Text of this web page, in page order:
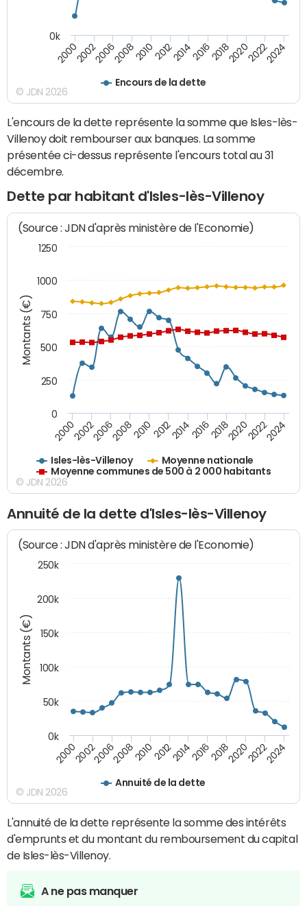
Encours de la dette
200020022006200820102012201420162018202020222024
0k
© JDN 2026
L'encours de la dette représente la somme que Isles-lès-
Villenoy doit rembourser aux banques. La somme
présentée ci-dessus représente l'encours total au 31
décembre.
Dette par habitant d'Isles-lès-Villenoy
Montants (€)
(Source : JDN d'après ministère de l'Economie)
Isles-lès-Villenoy
Moyenne nationale
Moyenne communes de 500 à 2 000 habitants
200020022006200820102012201420162018202020222024
0
250
500
750
1000
1250
© JDN 2026
Annuité de la dette d'Isles-lès-Villenoy
Montants (€)
(Source : JDN d'après ministère de l'Economie)
Annuité de la dette
200020022006200820102012201420162018202020222024
0k
50k
100k
150k
200k
250k
© JDN 2026
L'annuité de la dette représente la somme des intérêts
d'emprunts et du montant du remboursement du capital
de Isles-lès-Villenoy.
A ne pas manquer